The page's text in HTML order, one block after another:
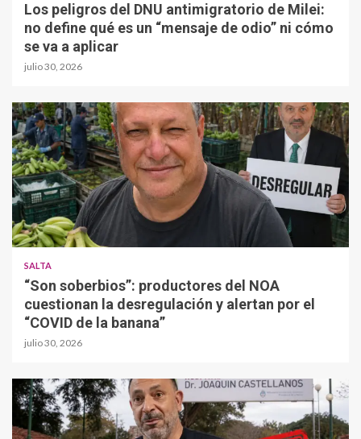
Los peligros del DNU antimigratorio de Milei:
no define qué es un “mensaje de odio” ni cómo
se va a aplicar
julio 30, 2026
SALTA
“Son soberbios”: productores del NOA
cuestionan la desregulación y alertan por el
“COVID de la banana”
julio 30, 2026